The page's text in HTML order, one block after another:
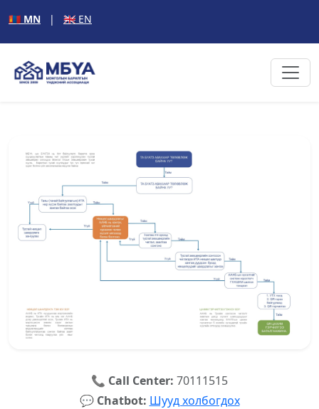
🇲🇳 MN | 🇬🇧 EN
📞 Call Center: 70111515
💬 Chatbot: Шууд холбогдох